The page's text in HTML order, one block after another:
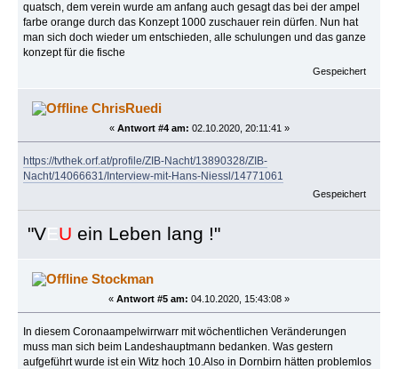
quatsch, dem verein wurde am anfang auch gesagt das bei der ampel
farbe orange durch das Konzept 1000 zuschauer rein dürfen. Nun hat
man sich doch wieder um entschieden, alle schulungen und das ganze
konzept für die fische
Gespeichert
ChrisRuedi
« Antwort #4 am: 02.10.2020, 20:11:41 »
https://tvthek.orf.at/profile/ZIB-Nacht/13890328/ZIB-
Nacht/14066631/Interview-mit-Hans-Niessl/14771061
Gespeichert
"VEU ein Leben lang !"
Stockman
« Antwort #5 am: 04.10.2020, 15:43:08 »
In diesem Coronaampelwirrwarr mit wöchentlichen Veränderungen
muss man sich beim Landeshauptmann bedanken. Was gestern
aufgeführt wurde ist ein Witz hoch 10.Also in Dornbirn hätten problemlos